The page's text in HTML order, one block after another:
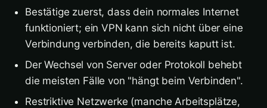
Bestätige zuerst, dass dein normales Internet
funktioniert; ein VPN kann sich nicht über eine
Verbindung verbinden, die bereits kaputt ist.
Der Wechsel von Server oder Protokoll behebt
die meisten Fälle von "hängt beim Verbinden".
Restriktive Netzwerke (manche Arbeitsplätze,